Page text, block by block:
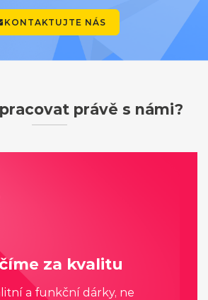
KONTAKTUJTE NÁS
právě s námi?
za kvalitu
a funkční dárky, ne